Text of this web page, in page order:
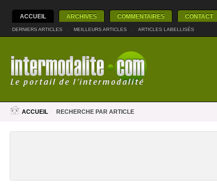
ACCUEIL ARCHIVES COMMENTAIRES CONTACT
DERNIERS ARTICLES | MEILLEURS ARTICLES | ARTICLES LABELLISÉS
ACCUEIL RECHERCHE PAR ARTICLE